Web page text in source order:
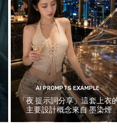
AI PROMPTS EXAMPLE
「夜 提示詞分享」這套上衣
主要設計概念來自 墨染煙